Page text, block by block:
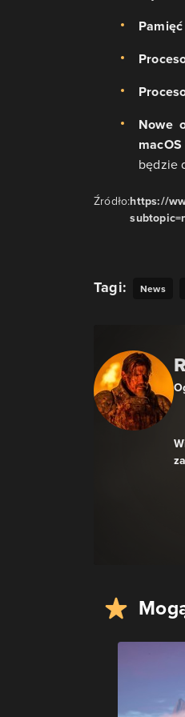
Nowe
będzie
Źródło:https://
Tagi: News